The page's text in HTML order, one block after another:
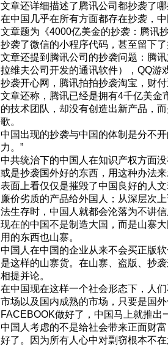
文章还详细描述了腾讯公司都抄袭了
在中国几乎在所有方面都存在抄袭，
文章题为《4000亿美金的抄袭：腾讯
抄袭了微信的小程序代码，甚至留下
文章还提到腾讯公司的抄袭问题：腾
拉维夫公司开发的通讯软件），QQ游
抄袭开心网，腾讯拍拍抄袭淘宝，财
文章还称，腾讯已经是拥有4千亿美金
的技术团队，却没有创造出新产品，
歌。
中国出现的抄袭与中国的体制是分不
力。”
中共统治下的中国人在知识产权方面
或是抄袭国外好的东西，用这种办法
表面上看仅仅是摧毁了中国良好的人
廉价劣质的产品给外国人；从深层次
法生存时，中国人就都会沦落为不讲
现在的中国不是制造大国，而是山寨
用的东西也山寨。
中国人在中国的企业从来不会买正版
是这样的山寨货。在山寨、盗版、抄
相提并论。
在中国现在这样一个社会形态下，人
市场以及国内成熟的市场，只要是国
FACEBOOK做好了，中国马上就推出
中国人考虑的不是给社会带来正面财
好了。因为所有人心中对剽窃根本不在